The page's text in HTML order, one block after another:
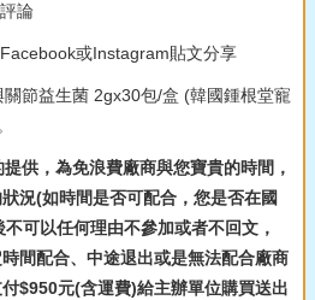
論
或Instagram貼文分享
節益生菌 2gx30包/盒 (韓國鍾根堂寵
供，為免浪費廠商與您寶貴的時間，
況(如時間是否可配合，您是否在國
可以任何理由不參加或者不回文，
間配合、中途退出或是無法配合廠商
$950元(含運費)給主辦單位購買送出